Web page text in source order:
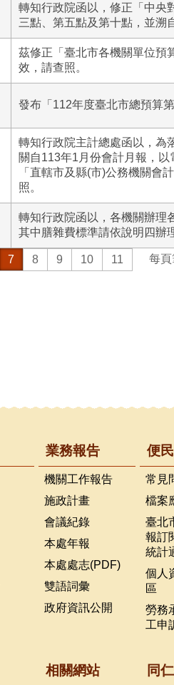
轉知行政院函以，修正「中央
三點、第五點及第十點，並溯
茲修正「臺北市各機關單位預
效，請查照。
發布「112年度臺北市總預算
轉知行政院主計總處函以，為
關自113年1月份會計月報，
「直轄市及縣(市)公務機關會
照。
轉知行政院函以，各機關辦理
其中膳雜費標準請依說明四辦
7 8 9 10 11 每頁
業務報告
機關工作報告
施政計畫
會議紀錄
本處年報
本處處志(PDF)
雙語詞彙
政府資訊公開
便
常見
檔案
臺北
報訂
統計
個人
區
勞務
工申
相關網站 同